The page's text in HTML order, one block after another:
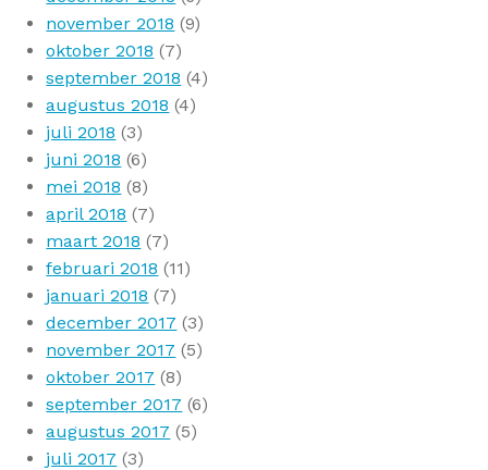
november 2018 (9)
oktober 2018 (7)
september 2018 (4)
augustus 2018 (4)
juli 2018 (3)
juni 2018 (6)
mei 2018 (8)
april 2018 (7)
maart 2018 (7)
februari 2018 (11)
januari 2018 (7)
december 2017 (3)
november 2017 (5)
oktober 2017 (8)
september 2017 (6)
augustus 2017 (5)
juli 2017 (3)